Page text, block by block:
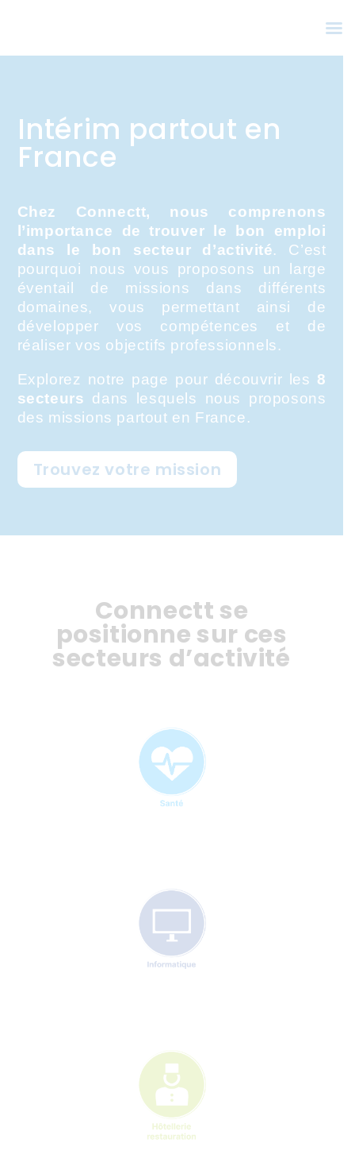
Intérim partout en
France
Chez Connectt, nous comprenons
l’importance de trouver le bon emploi
dans le bon secteur d’activité. C’est
pourquoi nous vous proposons un large
éventail de missions dans différents
domaines, vous permettant ainsi de
développer vos compétences et de
réaliser vos objectifs professionnels.
Explorez notre page pour découvrir les 8
secteurs dans lesquels nous proposons
des missions partout en France.
Trouvez votre mission
Connectt se
positionne sur ces
secteurs d’activité